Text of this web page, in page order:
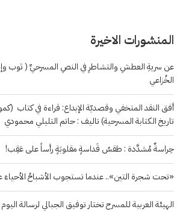
المنشورات الاخيرة
عن سريةِ العطشِ والتشاطرِ في النصِ المسرحيِّ ( ثوب
الخُزاعي
أفق النقد المتخفي وقصديّة الإبداع: قراءة في كتاب
تاريخ الكتابة المسرحية) تاليف : حاتم التليلي محمودي
حِراسةٌ مُشدَّدة : طقسُ قَداسةٍ مقلوبَةٍ رأساً على عَقِب!
«تحت شجرة التين».. عندما تستجوب الأشباحُ الأحياءَ
الهيئة العربية للمسرح تختار توفيق الجبالي لرسالة اليوم